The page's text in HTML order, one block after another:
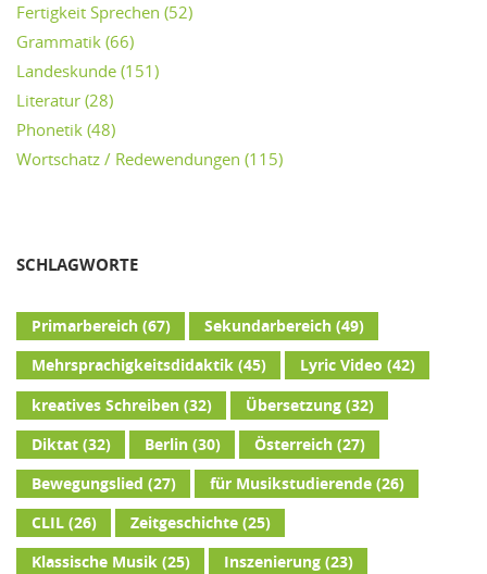
Fertigkeit Sprechen (52)
Grammatik (66)
Landeskunde (151)
Literatur (28)
Phonetik (48)
Wortschatz / Redewendungen (115)
SCHLAGWORTE
Primarbereich(67) Sekundarbereich(49)
Mehrsprachigkeitsdidaktik(45) Lyric Video (42)
kreatives Schreiben(32) Übersetzung(32)
Diktat(32) Berlin(30) Österreich(27)
Bewegungslied (27) für Musikstudierende(26)
CLIL(26) Zeitgeschichte(25)
Klassische Musik(25) Inszenierung(23)